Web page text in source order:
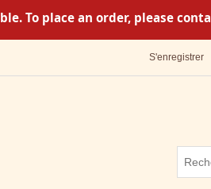
To place an order, please
S'enregistrer